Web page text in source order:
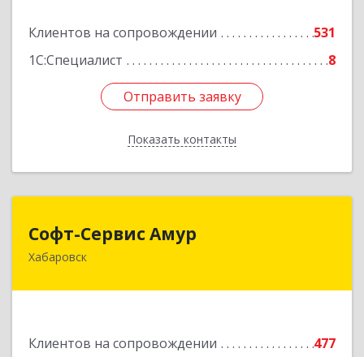
Клиентов на сопровождении
531
1С:Специалист
8
Отправить заявку
Показать контакты
Подробнее
Отправить заявку
Назад
Софт-Сервис Амур
Хабаровск
Клиентов на сопровождении
477
680000, Хабаровский край, Хабаровск г,